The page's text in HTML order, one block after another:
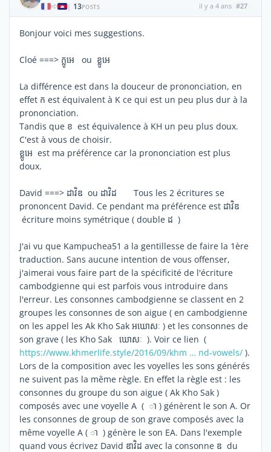
| 13POSTS il y a 4 ans #27
Bonjour voici mes suggestions.
Cloé ===> ក្លូអេ​​​ ou ខ្លូអេ​​​
La différence est dans la douceur de prononciation, en
effet ក​ est équivalent à K ce qui est un peu plus dur à la
prononciation.
Tandis que ខ​ est équivalence à KH un peu plus doux.
C'est à vous de choisir.
ខ្លូអេ​​​ est ma préférence car la prononciation est plus
doux.
David ===> ដាវិឌ​​ ou ដាវិដ Tous les 2 écritures se
prononcent David. Ce pendant ma préférence est ដាវិឌ​​​
écriture moins symétrique ( double ដ​ )
J'ai vu que Kampuchea51 a la gentillesse de faire la 1ère
traduction. Sans aucune intention de vous offenser,
j'aimerai vous faire part de la spécificité de l'écriture
cambodgienne qui est parfois vous introduire dans
l'erreur. Les consonnes cambodgienne se classent en 2
groupes les consonnes de son aigue ( en cambodgienne
on les appel les Ak Kho Sak អឃោសៈ ) et les consonnes de
son grave ( les Kho Sak ឃោសៈ ). Voir ce lien (
https://www.khmerlife.style/2016/09/khm … nd-vowels/ ).
Lors de la composition avec les voyelles les sons générés
ne suivent pas la même règle. En effet la règle est : les
consonnes du groupe du son aigue ( Ak Kho Sak )
composés avec une voyelle A ( ា​​ ) génèrent le son A. Or
les consonnes de group de son grave composés avec la
même voyelle A ( ា​ ) génère le son EA. Dans l'exemple
quand vous écrivez David ឌាវិដ​ avec la consonne ឌ​​​​ du